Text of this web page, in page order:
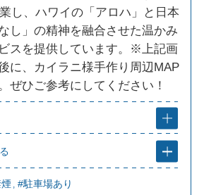
し、ハワイの「アロハ」と日本
し」の精神を融合させた温かみ
スを提供しています。※上記画
に、カイラニ様手作り周辺MAP
ぜひご参考にしてください！
#駐車場あり